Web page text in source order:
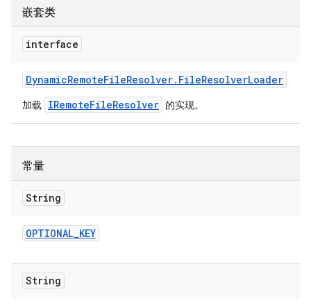
嵌套类
interface
DynamicRemoteFileResolver. FileResolverLoader
加载 IRemoteFileResolver 的实现。
常量
String
OPTIONAL_KEY
String